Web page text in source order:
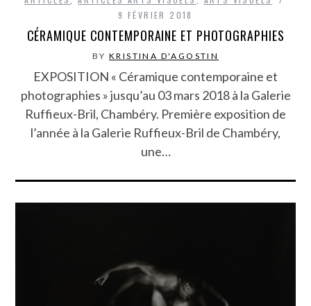
9 FÉVRIER 2018
CÉRAMIQUE CONTEMPORAINE ET PHOTOGRAPHIES
BY KRISTINA D'AGOSTIN
EXPOSITION « Céramique contemporaine et
photographies » jusqu’au 03 mars 2018 à la Galerie
Ruffieux-Bril, Chambéry. Première exposition de
l’année à la Galerie Ruffieux-Bril de Chambéry,
une…